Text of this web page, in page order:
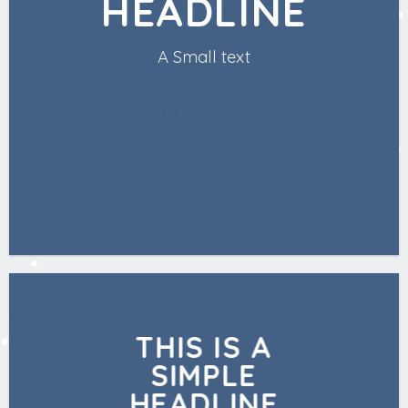
HEADLINE
A Small text
THIS IS A
SIMPLE